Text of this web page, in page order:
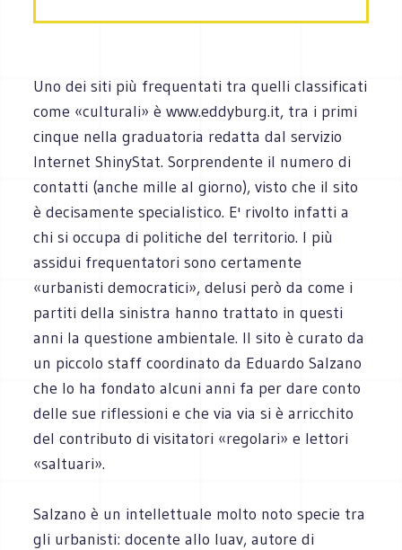
Uno dei siti più frequentati tra quelli classificati
come «culturali» è www.eddyburg.it, tra i primi
cinque nella graduatoria redatta dal servizio
Internet ShinyStat. Sorprendente il numero di
contatti (anche mille al giorno), visto che il sito
è decisamente specialistico. E' rivolto infatti a
chi si occupa di politiche del territorio. I più
assidui frequentatori sono certamente
«urbanisti democratici», delusi però da come i
partiti della sinistra hanno trattato in questi
anni la questione ambientale. Il sito è curato da
un piccolo staff coordinato da Eduardo Salzano
che lo ha fondato alcuni anni fa per dare conto
delle sue riflessioni e che via via si è arricchito
del contributo di visitatori «regolari» e lettori
«saltuari».
Salzano è un intellettuale molto noto specie tra
gli urbanisti: docente allo Iuav, autore di